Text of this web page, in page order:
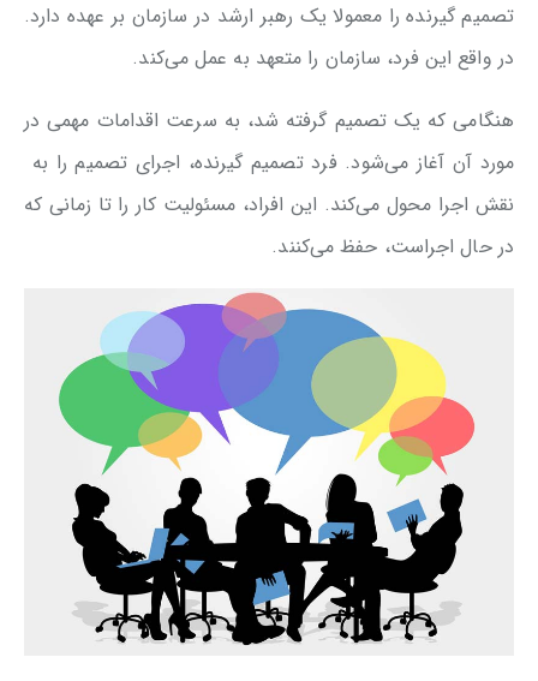
تصمیم گیرنده را معمولا یک رهبر ارشد در سازمان بر عهده دارد.
در واقع این فرد، سازمان را متعهد به عمل می‌کند.
هنگامی که یک تصمیم گرفته شد، به سرعت اقدامات مهمی در
مورد آن آغاز می‌شود. فرد تصمیم گیرنده، اجرای تصمیم را به
نقش اجرا محول می‌کند. این افراد، مسئولیت کار را تا زمانی که
در حال اجراست، حفظ می‌کنند.